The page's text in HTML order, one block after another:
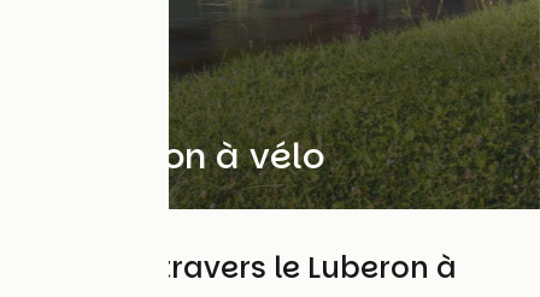
Le Luberon à vélo
120 km à travers le Luberon à